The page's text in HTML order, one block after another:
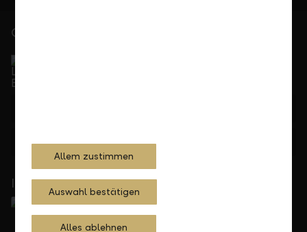
Gerne für Sie da
Feedback
In Ihrer Nähe
Allem zustimmen
Auswahl bestätigen
Alles ablehnen